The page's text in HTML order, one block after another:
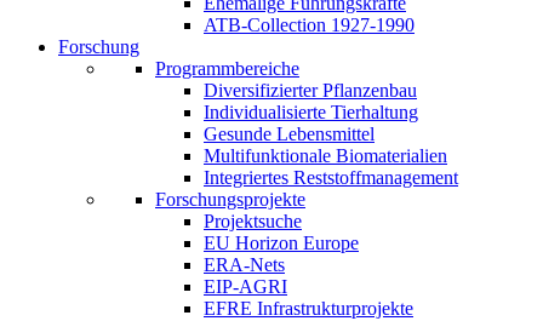
ATB-Collection 1927-1990
Forschung
Programmbereiche
Diversifizierter Pflanzenbau
Individualisierte Tierhaltung
Gesunde Lebensmittel
Multifunktionale Biomaterialien
Integriertes Reststoffmanagement
Forschungsprojekte
Projektsuche
EU Horizon Europe
ERA-Nets
EIP-AGRI
EFRE Infrastrukturprojekte